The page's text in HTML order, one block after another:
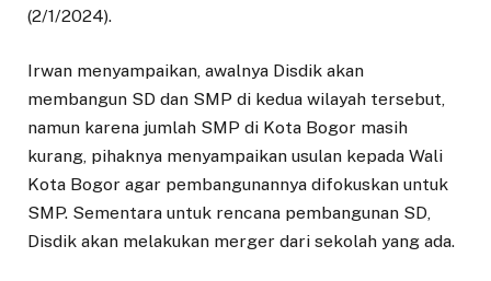
(2/1/2024).
Irwan menyampaikan, awalnya Disdik akan
membangun SD dan SMP di kedua wilayah tersebut,
namun karena jumlah SMP di Kota Bogor masih
kurang, pihaknya menyampaikan usulan kepada Wali
Kota Bogor agar pembangunannya difokuskan untuk
SMP. Sementara untuk rencana pembangunan SD,
Disdik akan melakukan merger dari sekolah yang ada.